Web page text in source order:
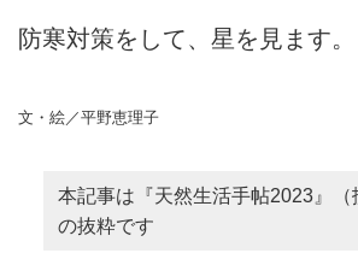
防寒対策をして、星を見ます。
文・絵／平野恵理子
本記事は『天然生活手帖2023』（
の抜粋です